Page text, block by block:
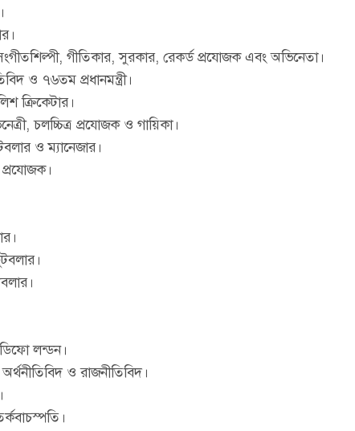
গীতিকার, সুরকার, রেকর্ড প্রযোজক এবং অভিনেতা।
ও ৭৬তম প্রধানমন্ত্রী।
ক্রিকেটার।
চলচ্চিত্র প্রযোজক ও গায়িকা।
ও ম্যানেজার।
লন্ডন।
ও রাজনীতিবিদ।